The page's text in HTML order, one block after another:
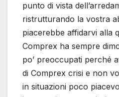
punto di vista
ristrutturando la vostra
piacerebbe affidarvi alla
Comprex ha sempre
po’ preoccupati perché
di Comprex crisi e non
in situazioni poco